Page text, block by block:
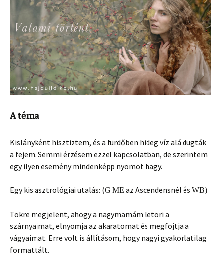
A téma
Kislányként hisztiztem, és a fürdőben hideg víz alá dugták
a fejem. Semmi érzésem ezzel kapcsolatban, de szerintem
egy ilyen esemény mindenképp nyomot hagy.
Egy kis asztrológiai utalás: (G ME az Ascendensnél és WB)
Tökre megjelent, ahogy a nagymamám letöri a
szárnyaimat, elnyomja az akaratomat és megfojtja a
vágyaimat. Erre volt is állításom, hogy nagyi gyakorlatilag
formattált.